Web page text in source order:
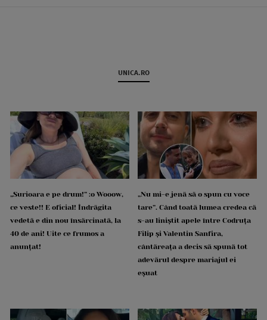
UNICA.RO
„Surioara e pe drum!” :o Wooow,
ce veste!! E oficial! Îndrăgita
vedetă e din nou însărcinată, la
40 de ani! Uite ce frumos a
anunțat!
„Nu mi-e jenă să o spun cu voce
tare”. Când toată lumea credea că
s-au liniștit apele între Codruța
Filip și Valentin Sanfira,
cântăreața a decis să spună tot
adevărul despre mariajul ei
eșuat